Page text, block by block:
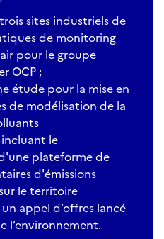
sites industriels de
de monitoring
pour le groupe
OCP ;
étude pour la mise en
de modélisation de la
le
plateforme de
d'émissions
le territoire
appel d’offres lancé
l’environnement.